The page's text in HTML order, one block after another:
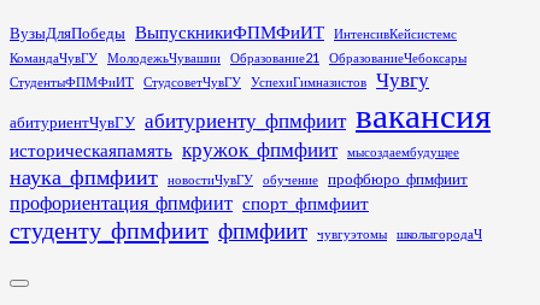
Перейти
к
содержимому
ВузыДляПобеды ВыпускникиФПМФиИТ
ИнтенсивКейсистемс
КомандаЧувГУ
МолодежьЧувашии Образование21
ОбразованиеЧебоксары
СтудентыФПМФиИТ
СтудсоветЧувГУ УспехиГимназистов Чувгу
абитуриентЧувГУ абитуриенту_фпмфиит вакансия
историческаяпамять кружок_фпмфиит мысоздаембудущее
наука_фпмфиит новостиЧувГУ обучение профбюро_фпмфиит
профориентация_фпмфиит спорт_фпмфиит
студенту_фпмфиит фпмфиит чувгуэтомы школыгородаЧ
Основное